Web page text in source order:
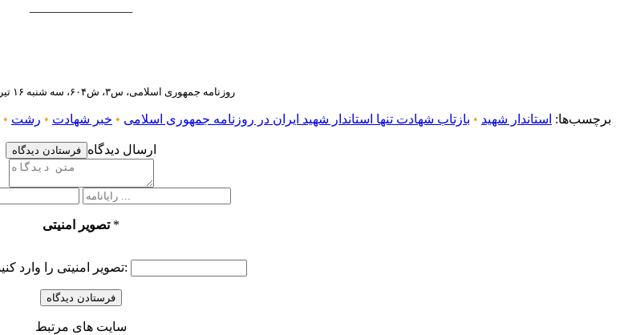
————————
. روزنامه جمهوری اسلامی، س۳، ش۶۰۴، سه شنبه ۱۶ تیر ۱۳۶۰، ص۲٫
برچسب‌ها: استاندار شهید • بازتاب شهادت تنها استاندار شهید ایران در روزنامه جمهوری اسلامی • خبر شهادت • رشت •
فرستادن دیدگاه ارسال دیدگاه
تصویر امنیتی *
تصویر امنیتی را وارد کنید:
سایت های مرتبط